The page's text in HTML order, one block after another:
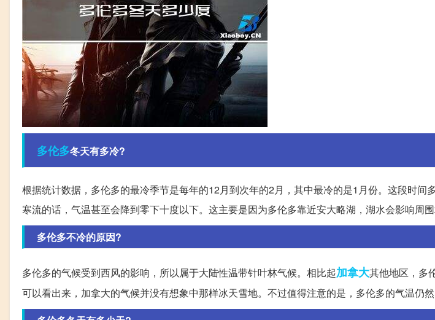
多伦多冬天有多冷?
根据统计数据，多伦多的最冷季节是每年的12月到次年的2月，其中最冷的是1月份。这段时间
寒流的话，气温甚至会降到零下十度以下。这主要是因为多伦多靠近安大略湖，湖水会影响周围
多伦多不冷的原因?
多伦多的气候受到西风的影响，所以属于大陆性温带针叶林气候。相比起加拿大其他地区，多
可以看出来，加拿大的气候并没有想象中那样冰天雪地。不过值得注意的是，多伦多的气温仍然